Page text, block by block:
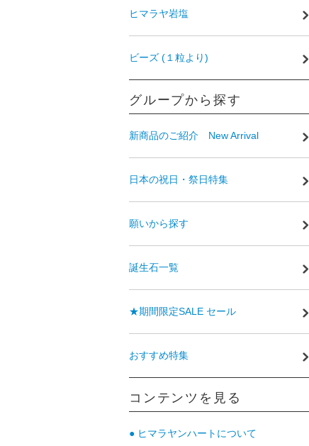
ヒマラヤ岩塩
ビーズ (１粒より)
グループから探す
新商品のご紹介 New Arrival
日本の祝日・祭日特集
願いから探す
誕生石一覧
★期間限定SALE セール
おすすめ特集
コンテンツを見る
● ヒマラヤンハートについて